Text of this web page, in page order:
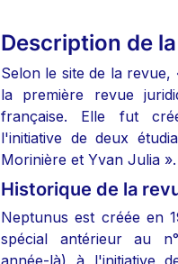
Description de
Selon le site de la revue,
la première revue
française. Elle fut
l'initiative de deux
Morinière et Yvan Julia ».
Historique de la
Neptunus est créée en
spécial antérieur au
année-là) à l'initiative